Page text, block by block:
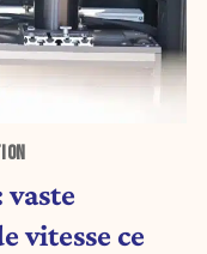
vitesse ce